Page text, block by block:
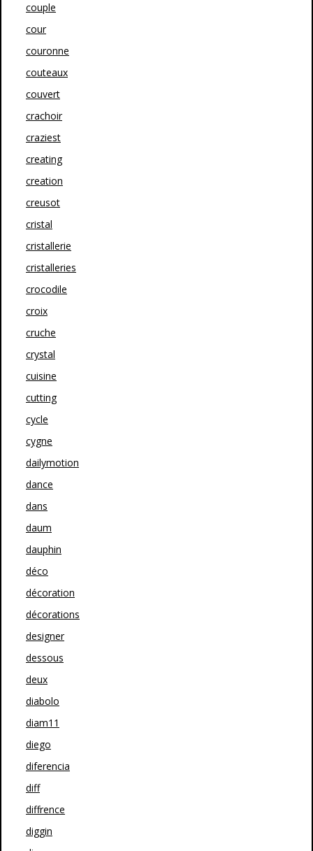
couple
cour
couronne
couteaux
couvert
crachoir
craziest
creating
creation
creusot
cristal
cristallerie
cristalleries
crocodile
croix
cruche
crystal
cuisine
cutting
cycle
cygne
dailymotion
dance
dans
daum
dauphin
déco
décoration
décorations
designer
dessous
deux
diabolo
diam11
diego
diferencia
diff
diffrence
diggin